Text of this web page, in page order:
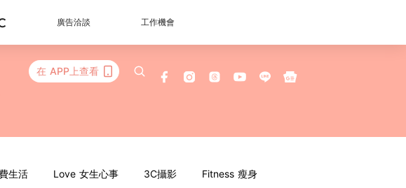
廣告洽談 工作機會
在 APP上查看
生活 Love 女生心事 3C攝影 Fitness 瘦身